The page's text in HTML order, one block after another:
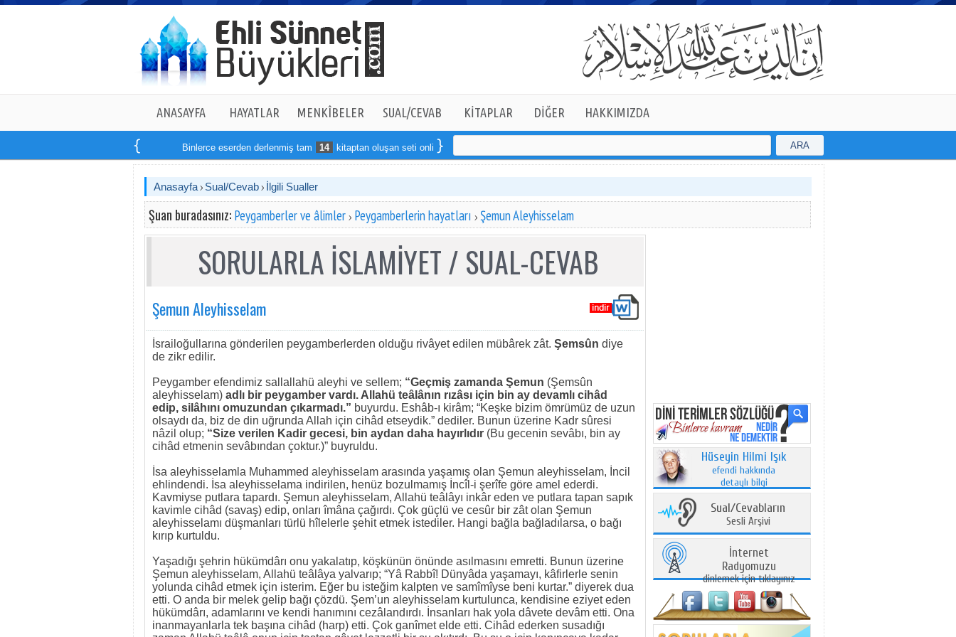
ANASAYFA HAYATLAR MENKÎBELER SUAL/CEVAB KİTAPLAR DİĞER HAKKIMIZDA
Binlerce eserden derlenmiş tam 14 kitaptan oluşan seti online sipariş verebilirsiniz ARA
Anasayfa Sual/Cevab İlgili Sualler
Şuan buradasınız: Peygamberler ve âlimler Peygamberlerin hayatları Şemun Aleyhisselam
SORULARLA İSLAMİYET / SUAL-CEVAB
Şemun Aleyhisselam
İsrailoğullarına gönderilen peygamberlerden olduğu rivâyet edilen mübârek zât. Şemsûn diye
de zikr edilir.
Peygamber efendimiz sallallahü aleyhi ve sellem; “Geçmiş zamanda Şemun (Şemsûn
aleyhisselam) adlı bir peygamber vardı. Allahü teâlânın rızâsı için bin ay devamlı cihâd
edip, silâhını omuzundan çıkarmadı.” buyurdu. Eshâb-ı kirâm; “Keşke bizim ömrümüz de uzun
olsaydı da, biz de din uğrunda Allah için cihâd etseydik.” dediler. Bunun üzerine Kadr sûresi
nâzil olup; “Size verilen Kadir gecesi, bin aydan daha hayırlıdır (Bu gecenin sevâbı, bin ay
cihâd etmenin sevâbından çoktur.)” buyruldu.
İsa aleyhisselamla Muhammed aleyhisselam arasında yaşamış olan Şemun aleyhisselam, İncil
ehlindendi. İsa aleyhisselama indirilen, henüz bozulmamış İncîl-i şerîfe göre amel ederdi.
Kavmiyse putlara tapardı. Şemun aleyhisselam, Allahü teâlâyı inkâr eden ve putlara tapan sapık
kavimle cihâd (savaş) edip, onları îmâna çağırdı. Çok güçlü ve cesûr bir zât olan Şemun
aleyhisselamı düşmanları türlü hîlelerle şehit etmek istediler. Hangi bağla bağladılarsa, o bağı
kırıp kurtuldu.
Yaşadığı şehrin hükümdârı onu yakalatıp, köşkünün önünde asılmasını emretti. Bunun üzerine
Şemun aleyhisselam, Allahü teâlâya yalvarıp; “Yâ Rabbî! Dünyâda yaşamayı, kâfirlerle senin
yolunda cihâd etmek için isterim. Eğer bu isteğim kalpten ve samîmîyse beni kurtar.” diyerek dua
etti. O anda bir melek gelip bağı çözdü. Şem’un aleyhisselam kurtulunca, kendisine eziyet eden
hükümdârı, adamlarını ve kendi hanımını cezâlandırdı. İnsanları hak yola dâvete devâm etti. Ona
inanmayanlarla tek başına cihâd (harp) etti. Çok ganîmet elde etti. Cihâd ederken susadığı
Hüseyin Hilmi Işık
efendi hakkında
detaylı bilgi
Sual/Cevabların
Sesli Arşivi
İnternet
Radyomuzu
dinlemek için tıklayınız